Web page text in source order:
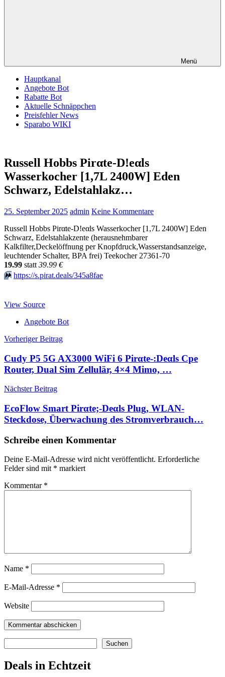
Menü
Hauptkanal
Angebote Bot
Rabatte Bot
Aktuelle Schnäppchen
Preisfehler News
Sparabo WIKI
Russell Hobbs Pirαtе-D!еαls
Wasserkocher [1,7L 2400W] Eden
Schwarz, Edelstahlakz…
25. September 2025 admin Keine Kommentare
Russell Hobbs Pirαtе-D!еαls Wasserkocher [1,7L 2400W] Eden
Schwarz, Edelstahlakzente (herausnehmbarer
Kalkfilter,Deckelöffnung per Knopfdruck,Wasserstandsanzeige,
leuchtender Schalter, BPA frei) Teekocher 27361-70
19.99 statt 39.99 €
⏩️ https://s.pirat.deals/345a8fae
View Source
Angebote Bot
Beitragsnavigation
Vorheriger Beitrag
Cudy P5 5G AX3000 WiFi 6 Pirαtе-:Dеαls Cpe
Router, Dual Sim Zellulär, 4×4 Mimo, …
Nächster Beitrag
EcoFlow Smart Pirαtе;-Dеαls Plug, WLAN-
Steckdose, Überwachung des Stromverbrauch…
Schreibe einen Kommentar
Deine E-Mail-Adresse wird nicht veröffentlicht. Erforderliche
Felder sind mit * markiert
Kommentar *
Name *
E-Mail-Adresse *
Website
Suchen
Deals in Echtzeit